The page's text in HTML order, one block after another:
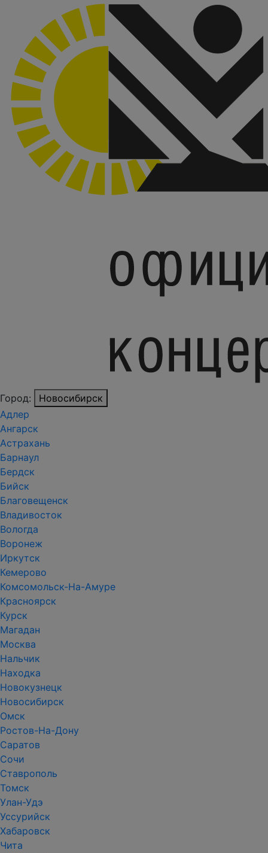
Город:
Новосибирск
Адлер
Ангарск
Астрахань
Барнаул
Бердск
Бийск
Благовещенск
Владивосток
Вологда
Воронеж
Иркутск
Кемерово
Комсомольск-На-Амуре
Красноярск
Курск
Магадан
Москва
Нальчик
Находка
Новокузнецк
Новосибирск
Омск
Ростов-На-Дону
Саратов
Сочи
Ставрополь
Томск
Улан-Удэ
Уссурийск
Хабаровск
Чита